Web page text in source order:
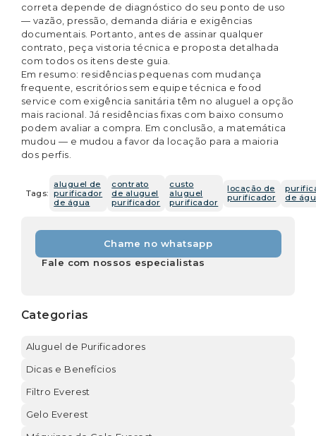
Fale com nossos especialistas
Chame no whatsapp
Categorias
Aluguel de Purificadores
Dicas e Benefícios
Filtro Everest
Gelo Everest
correta depende de diagnóstico do seu ponto de uso
— vazão, pressão, demanda diária e exigências
documentais. Portanto, antes de assinar qualquer
contrato, peça vistoria técnica e proposta detalhada
com todos os itens deste guia.
Em resumo: residências pequenas com mudança
frequente, escritórios sem equipe técnica e food
service com exigência sanitária têm no aluguel a opção
mais racional. Já residências fixas com baixo consumo
podem avaliar a compra. Em conclusão, a matemática
mudou — e mudou a favor da locação para a maioria
dos perfis.
Tags:
aluguel de
purificador
de água
contrato
de aluguel
purificador
custo
aluguel
purificador
locação de
purificador
de